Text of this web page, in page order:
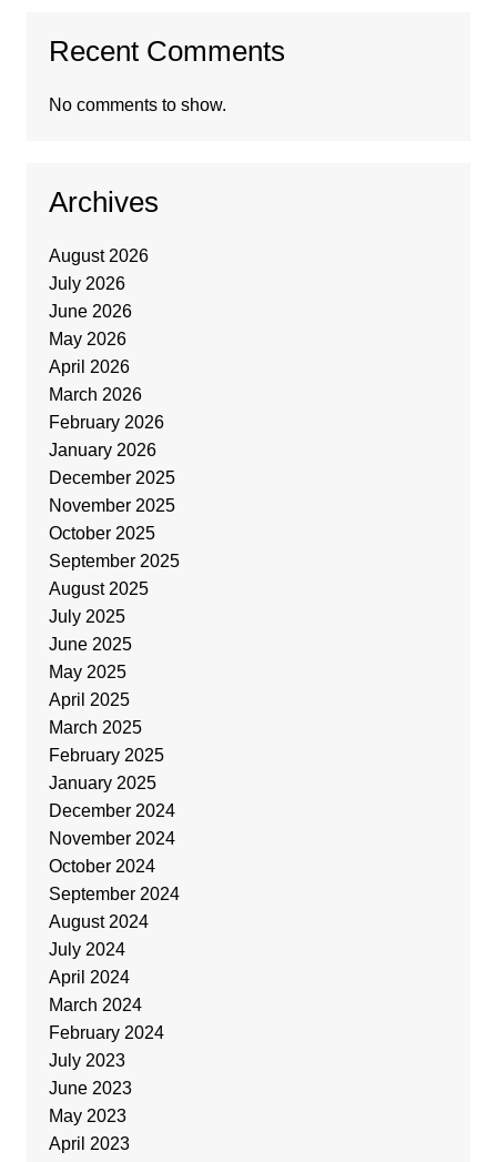
Recent Comments
No comments to show.
Archives
August 2026
July 2026
June 2026
May 2026
April 2026
March 2026
February 2026
January 2026
December 2025
November 2025
October 2025
September 2025
August 2025
July 2025
June 2025
May 2025
April 2025
March 2025
February 2025
January 2025
December 2024
November 2024
October 2024
September 2024
August 2024
July 2024
April 2024
March 2024
February 2024
July 2023
June 2023
May 2023
April 2023